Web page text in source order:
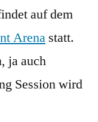
auf dem
Arena statt.
ja auch
Session wird